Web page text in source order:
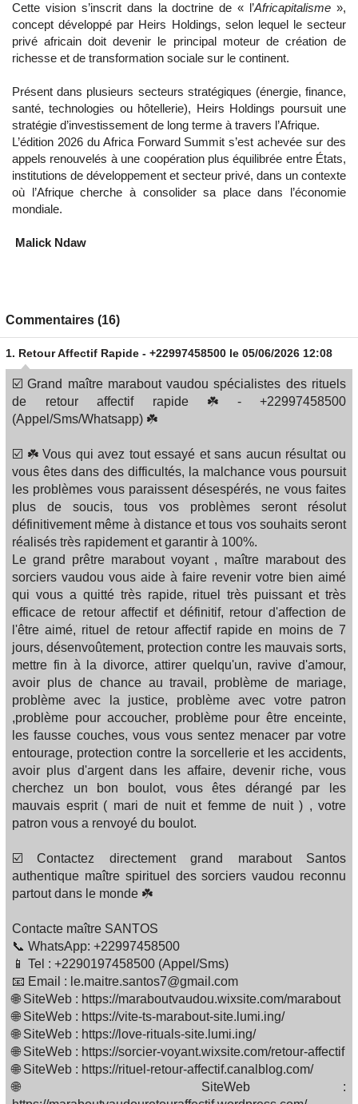
Cette vision s’inscrit dans la doctrine de « l’Africapitalisme »,
concept développé par Heirs Holdings, selon lequel le secteur
privé africain doit devenir le principal moteur de création de
richesse et de transformation sociale sur le continent.
Présent dans plusieurs secteurs stratégiques (énergie, finance,
santé, technologies ou hôtellerie), Heirs Holdings poursuit une
stratégie d’investissement de long terme à travers l’Afrique.
L’édition 2026 du Africa Forward Summit s’est achevée sur des
appels renouvelés à une coopération plus équilibrée entre États,
institutions de développement et secteur privé, dans un contexte
où l’Afrique cherche à consolider sa place dans l’économie
mondiale.
Malick Ndaw
Commentaires (16)
1. Retour Affectif Rapide - +22997458500 le 05/06/2026 12:08
☑️ Grand maître marabout vaudou spécialistes des rituels
de retour affectif rapide ☘️ - +22997458500
(Appel/Sms/Whatsapp) ☘️
☑️ ☘️ Vous qui avez tout essayé et sans aucun résultat ou
vous êtes dans des difficultés, la malchance vous poursuit
les problèmes vous paraissent désespérés, ne vous faites
plus de soucis, tous vos problèmes seront résolut
définitivement même à distance et tous vos souhaits seront
réalisés très rapidement et garantir à 100%.
Le grand prêtre marabout voyant , maître marabout des
sorciers vaudou vous aide à faire revenir votre bien aimé
qui vous a quitté très rapide, rituel très puissant et très
efficace de retour affectif et définitif, retour d'affection de
l'être aimé, rituel de retour affectif rapide en moins de 7
jours, désenvoûtement, protection contre les mauvais sorts,
mettre fin à la divorce, attirer quelqu'un, ravive d'amour,
avoir plus de chance au travail, problème de mariage,
problème avec la justice, problème avec votre patron
,problème pour accoucher, problème pour être enceinte,
les fausse couches, vous vous sentez menacer par votre
entourage, protection contre la sorcellerie et les accidents,
avoir plus d'argent dans les affaire, devenir riche, vous
cherchez un bon boulot, vous êtes dérangé par les
mauvais esprit ( mari de nuit et femme de nuit ) , votre
patron vous a renvoyé du boulot.
☑️ Contactez directement grand marabout Santos
authentique maître spirituel des sorciers vaudou reconnu
partout dans le monde ☘️
Contacte maître SANTOS
📞 WhatsApp: +22997458500
📱 Tel : +2290197458500 (Appel/Sms)
📧 Email : le.maitre.santos7@gmail.com
🌐 SiteWeb : https://maraboutvaudou.wixsite.com/marabout
🌐 SiteWeb : https://vite-ts-marabout-site.lumi.ing/
🌐 SiteWeb : https://love-rituals-site.lumi.ing/
🌐 SiteWeb : https://sorcier-voyant.wixsite.com/retour-affectif
🌐 SiteWeb : https://rituel-retour-affectif.canalblog.com/
🌐 SiteWeb :